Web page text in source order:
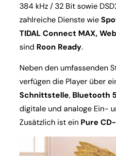
384 kHz / 32 Bit sowie
zahlreiche Dienste wie
TIDAL Connect MAX,
sind Roon Ready.
Neben den umfassenden
verfügen die Player über
Schnittstelle, Bluetooth
digitale und analoge Ein-
Zusätzlich ist ein Pure